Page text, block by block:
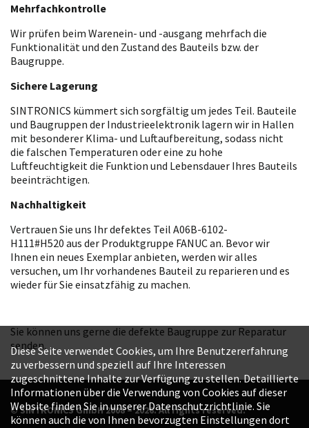
Mehrfachkontrolle
Wir prüfen beim Warenein- und -ausgang mehrfach die
Funktionalität und den Zustand des Bauteils bzw. der
Baugruppe.
Sichere Lagerung
SINTRONICS kümmert sich sorgfältig um jedes Teil. Bauteile
und Baugruppen der Industrieelektronik lagern wir in Hallen
mit besonderer Klima- und Luftaufbereitung, sodass nicht
die falschen Temperaturen oder eine zu hohe
Luftfeuchtigkeit die Funktion und Lebensdauer Ihres Bauteils
beeinträchtigen.
Nachhaltigkeit
Vertrauen Sie uns Ihr defektes Teil A06B-6102-
H111#H520 aus der Produktgruppe FANUC an. Bevor wir
Ihnen ein neues Exemplar anbieten, werden wir alles
versuchen, um Ihr vorhandenes Bauteil zu reparieren und es
wieder für Sie einsatzfähig zu machen.
Sie können uns gerne die defekte Baugruppe zur Reparatur
senden.
© SINTRONICS GmbH 2008 – 2026. All rights reserved.
Diese Seite verwendet Cookies, um Ihre Benutzererfahrung
zu verbessern und speziell auf Ihre Interessen
zugeschnittene Inhalte zur Verfügung zu stellen. Detaillierte
Informationen über die Verwendung von Cookies auf dieser
Website finden Sie in unserer Datenschutzrichtlinie. Sie
können auch die von Ihnen bevorzugten Einstellungen dort